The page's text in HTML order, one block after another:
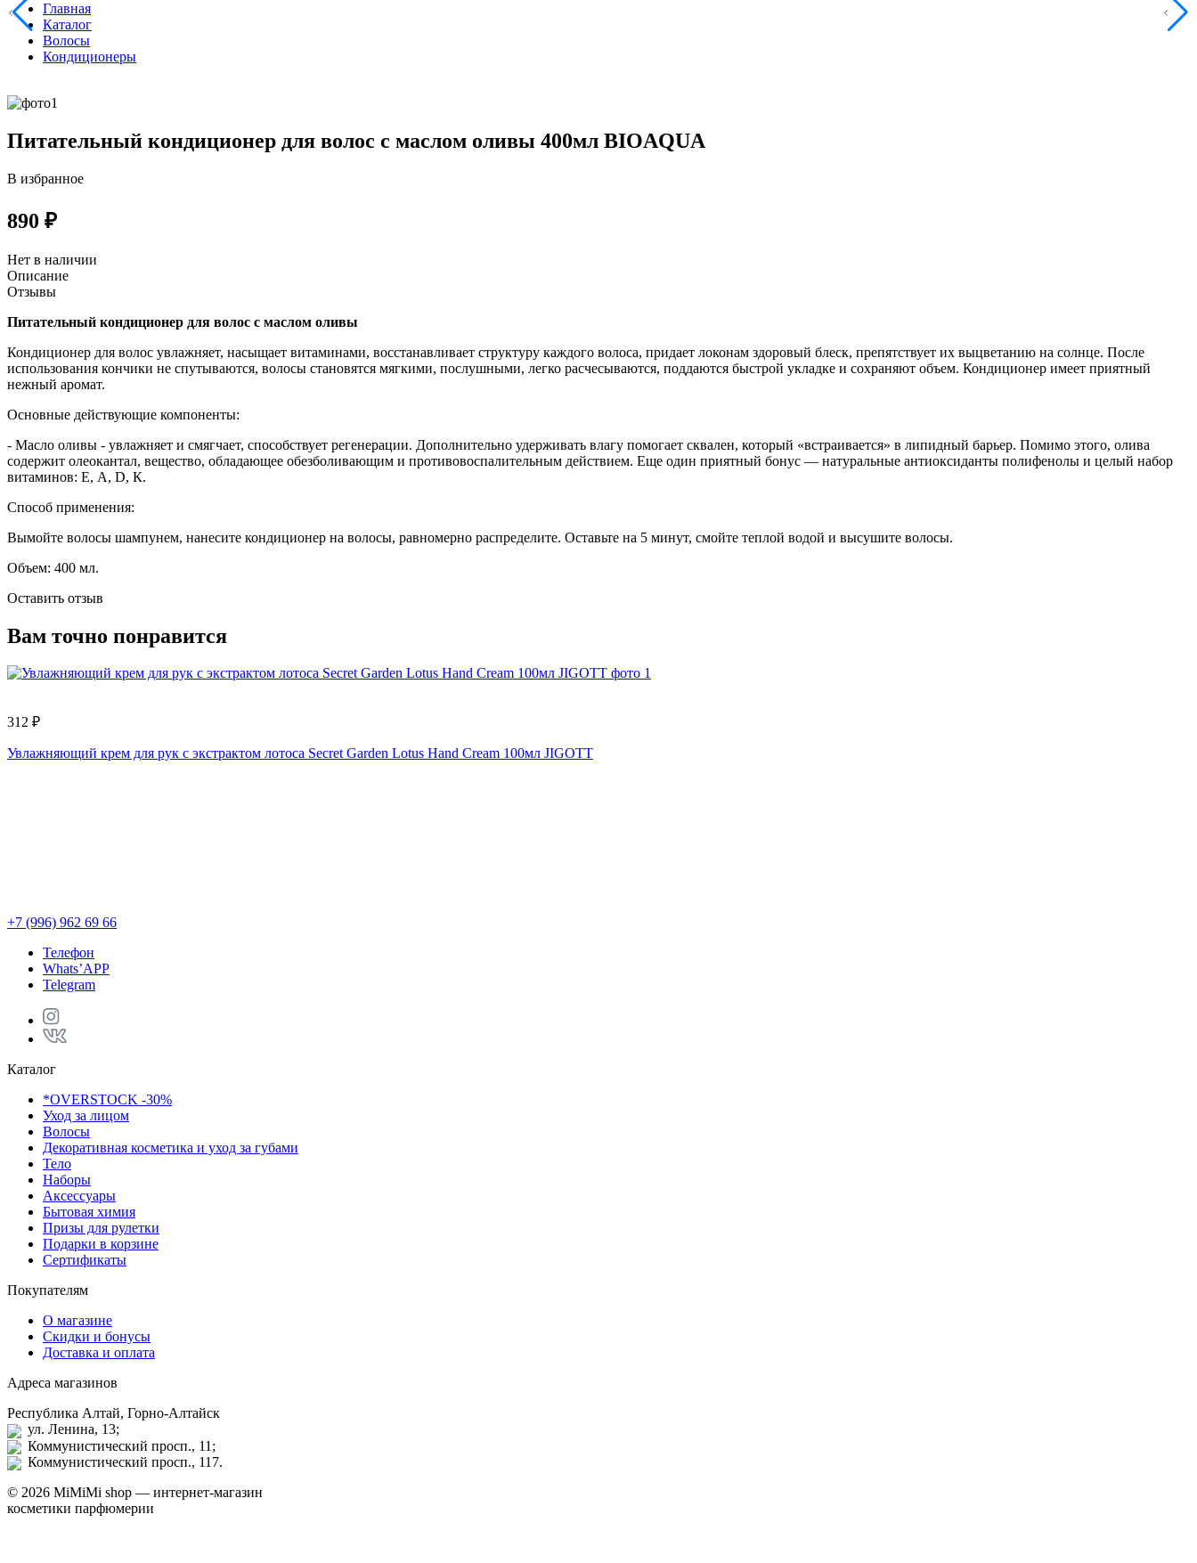
Главная
Каталог
Волосы
Кондиционеры
Питательный кондиционер для волос с маслом оливы 400мл BIOAQUA
В избранное
890 ₽
Нет в наличии
Описание
Отзывы
Питательный кондиционер для волос с маслом оливы
Кондиционер для волос увлажняет, насыщает витаминами, восстанавливает структуру каждого волоса, придает локонам здоровый блеск, препятствует их выцветанию на солнце. После
использования кончики не спутываются, волосы становятся мягкими, послушными, легко расчесываются, поддаются быстрой укладке и сохраняют объем. Кондиционер имеет приятный
нежный аромат.
Основные действующие компоненты:
- Масло оливы - увлажняет и смягчает, способствует регенерации. Дополнительно удерживать влагу помогает сквален, который «встраивается» в липидный барьер. Помимо этого, олива
содержит олеокантал, вещество, обладающее обезболивающим и противовоспалительным действием. Еще один приятный бонус — натуральные антиоксиданты полифенолы и целый набор
витаминов: Е, А, D, К.
Способ применения:
Вымойте волосы шампунем, нанесите кондиционер на волосы, равномерно распределите. Оставьте на 5 минут, смойте теплой водой и высушите волосы.
Объем: 400 мл.
Оставить отзыв
Вам точно понравится
312 ₽
Увлажняющий крем для рук с экстрактом лотоса Secret Garden Lotus Hand Cream 100мл JIGOTT
+7 (996) 962 69 66
Телефон
Whats’APP
Telegram
Каталог
*OVERSTOCK -30%
Уход за лицом
Волосы
Декоративная косметика и уход за губами
Тело
Наборы
Аксессуары
Бытовая химия
Призы для рулетки
Подарки в корзине
Сертификаты
Покупателям
О магазине
Скидки и бонусы
Доставка и оплата
Адреса магазинов
Республика Алтай, Горно-Алтайск
ул. Ленина, 13;
Коммунистический просп., 11;
Коммунистический просп., 117.
© 2026 MiMiMi shop — интернет-магазин
косметики парфюмерии